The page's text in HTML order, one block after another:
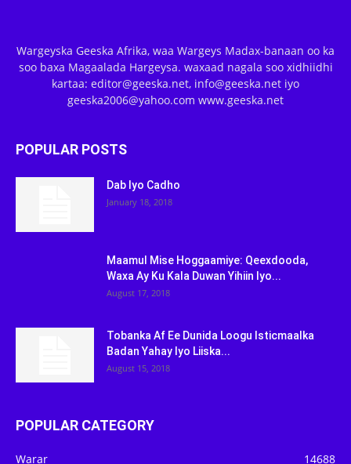
Wargeyska Geeska Afrika, waa Wargeys Madax-banaan oo ka
soo baxa Magaalada Hargeysa. waxaad nagala soo xidhiidhi
kartaa: editor@geeska.net, info@geeska.net iyo
geeska2006@yahoo.com www.geeska.net
POPULAR POSTS
Dab Iyo Cadho
January 18, 2018
Maamul Mise Hoggaamiye: Qeexdooda,
Waxa Ay Ku Kala Duwan Yihiin Iyo...
August 17, 2018
Tobanka Af Ee Dunida Loogu Isticmaalka
Badan Yahay Iyo Liiska...
August 15, 2018
POPULAR CATEGORY
Warar 14688